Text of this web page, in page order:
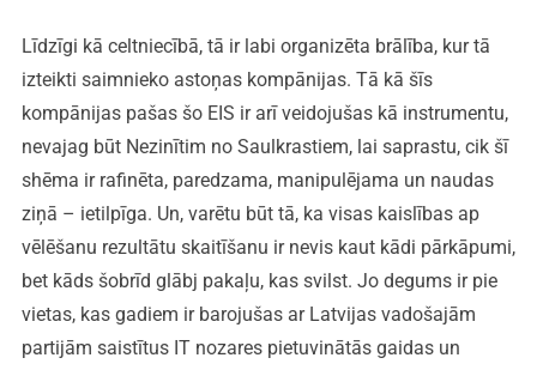
Līdzīgi kā celtniecībā, tā ir labi organizēta brālība, kur tā
izteikti saimnieko astoņas kompānijas. Tā kā šīs
kompānijas pašas šo EIS ir arī veidojušas kā instrumentu,
nevajag būt Nezinītim no Saulkrastiem, lai saprastu, cik šī
shēma ir rafinēta, paredzama, manipulējama un naudas
ziņā – ietilpīga. Un, varētu būt tā, ka visas kaislības ap
vēlēšanu rezultātu skaitīšanu ir nevis kaut kādi pārkāpumi,
bet kāds šobrīd glābj pakaļu, kas svilst. Jo degums ir pie
vietas, kas gadiem ir barojušas ar Latvijas vadošajām
partijām saistītus IT nozares pietuvinātās gaidas un